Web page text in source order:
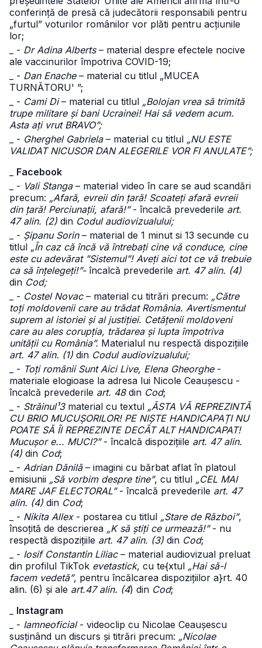
conferință de presă că judecătorii responsabili pentru
„furtul” voturilor românilor vor plăti pentru acțiunile
lor;
_ - Dr Adina Alberts– material despre efectele nocive
ale vaccinurilor împotriva COVID-19;
_ - Dan Enache– material cu titlul „MUCEA
TURNĂTORU' ”;
_ - Cami Di– material cu titlul „Bolojan vrea să trimită
trupe militare și bani Ucrainei! Hai să vedem acum.
Asta ați vrut BRAVO”;
_ - Gherghel Gabriela– material cu titlul „NU ESTE
VALIDAT NICUSOR DAN ALEGERILE VOR FI ANULATE”;
Facebook
_ - Vali Stanga– material video în care se aud scandări
precum: „Afară, evreii din țară! Scoateți afară evreii
din țară! Perciunații, afară!”- încalcă prevederile art.
47 alin. (2) din Codul audiovizualului;
_ - Șipanu Sorin– material de 1 minut si 13 secunde cu
titlul „În caz că încă vă întrebați cine vă conduce, cine
este cu adevărat ”Sistemul”! Aveți aici tot ce vă trebuie
ca să înțelegeți!”-încalcă prevederile art. 47 alin. (4)
din Cod;
_ - Costel Novac– material cu titrări precum: „Către
toți moldovenii care au trădat România. Avertismentul
suprem al istoriei și al justiției. Cetățenii moldoveni
care au ales corupția, trădarea și lupta împotriva
unității cu România”. Materialul nu respectă dispozițiile
art. 47 alin. (1) din Codul audiovizualului;
_ - Toți românii Sunt Aici Live, Elena Gheorghe-
materiale elogioase la adresa lui Nicole Ceaușescu -
încalcă prevederile art. 48din Cod;
_ - Străinul¹3material cu textul „ĂSTA VĂ REPREZINTĂ
CU BRIO MUCUȘORILOR! PE NIȘTE HANDICAPAȚI NU
POATE SĂ ÎI REPREZINTE DECÂT ALT HANDICAPAT!
Mucușor e... MUCI?”- încalcă dispozițiile art. 47 alin.
(4) din Cod;
_ - Adrian Dănilă– imagini cu bărbat aflat în platoul
emisiunii „Să vorbim despre tine”, cu titlul „CEL MAI
MARE JAF ELECTORAL”- încalcă prevederile art. 47
alin. (4) din Cod;
_ - Nikita Allex- postarea cu titlul „Stare de Război”,
însoțită de descrierea „K să știți ce urmează!”- nu
respectă dispozițiile art. 47 alin. (3) din Cod;
_ - Iosif Constantin Liliac– material audiovizual preluat
din profilul TikTok evetastick, cu te{xtul „Hai să-l
facem vedetă”, pentru încălcarea dispozițiilor a}rt. 40
alin. (6) și ale art.47 alin. (4) din Cod;
Instagram
_ - Iamneoficial- videoclip cu Nicolae Ceaușescu
susținând un discurs și titrări precum: „Nicolae